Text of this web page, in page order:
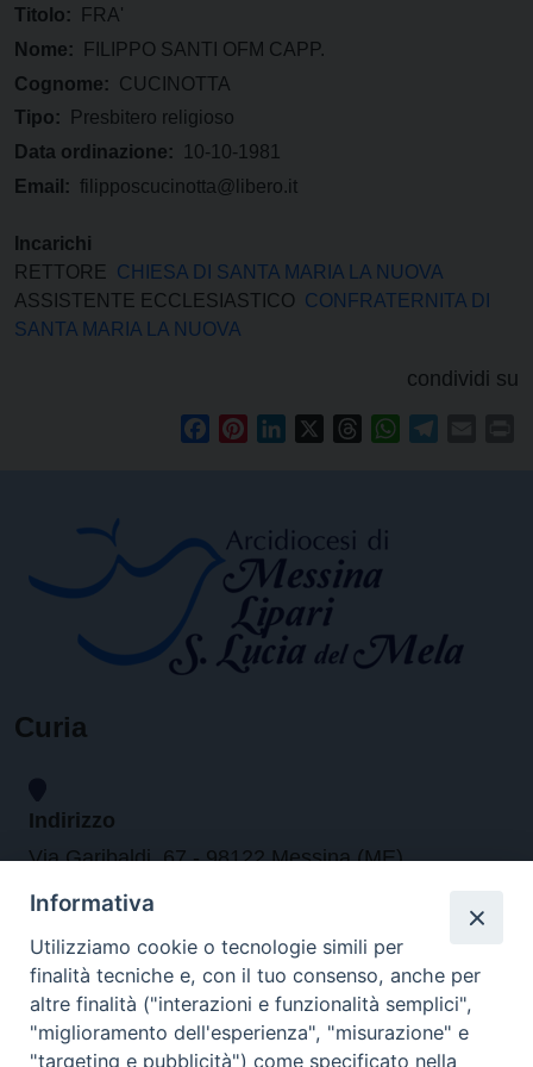
Titolo:
FRA'
Nome:
FILIPPO SANTI OFM CAPP.
Cognome: CUCINOTTA
Tipo:
Presbitero religioso
Data ordinazione:
10-10-1981
Email: filipposcucinotta@libero.it
Incarichi
RETTORE
CHIESA DI SANTA MARIA LA NUOVA
ASSISTENTE ECCLESIASTICO CONFRATERNITA DI
SANTA MARIA LA NUOVA
condividi su
FacebookPinterestLinkedIn ThreadsWhatsApp
Curia
Indirizzo
Via Garibaldi, 67 - 98122 Messina (ME)
Orari
da lunedi al venerdi dalle ore 9.30 alle 12.30
Informativa
Utilizziamo cookie o tecnologie simili per
finalità tecniche e, con il tuo consenso, anche per
altre finalità ("interazioni e funzionalità semplici",
"miglioramento dell'esperienza", "misurazione" e
"targeting e pubblicità") come specificato nella